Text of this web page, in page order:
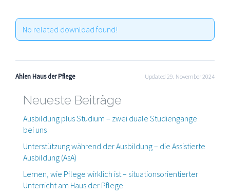
No related download found!
Ahlen Haus der Pflege Updated 29. November 2024
Neueste Beiträge
Ausbildung plus Studium – zwei duale Studiengänge
bei uns
Unterstützung während der Ausbildung – die Assistierte
Ausbildung (AsA)
Lernen, wie Pflege wirklich ist – situationsorientierter
Unterricht am Haus der Pflege